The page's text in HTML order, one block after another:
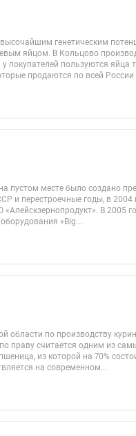
генетическим
яйцом. В Кольцово
покупателей пользуются яйца
продаются по всей России
пустом месте было создано
и перестроечные годы, в 2004
В 2005
«Big...
области по производству
считается одним из
из которой на 70%
на современном...